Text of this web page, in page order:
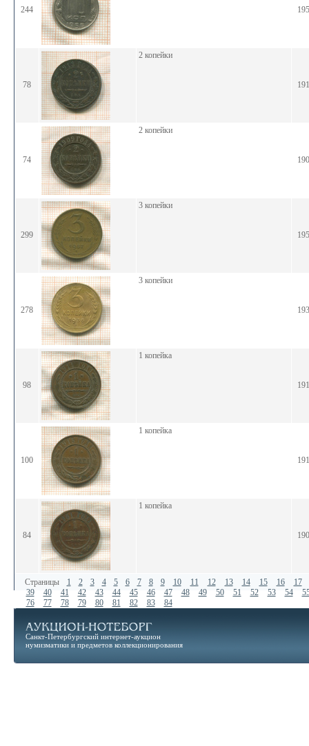
244
78
2 копейки
74
2 копейки
299
3 копейки
278
3 копейки
98
1 копейка
100
1 копейка
84
1 копейка
Страницы 1 2 3 4 5 6 7 8 9 10 11 12 13 14 15 16
17
39
40 41 42 43 44 45 46 47 48 49 50 51 52 53 54
76
77 78 79 80 81 82 83 84
Санкт-Петербургский интернет-аукцион
нумизматики и предметов коллекционирования